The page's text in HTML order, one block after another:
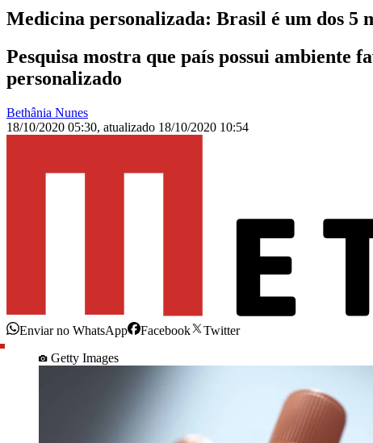
Medicina personalizada: Brasil é um dos 5
Pesquisa mostra que país possui ambiente
personalizado
Bethânia Nunes
18/10/2020 05:30, atualizado 18/10/2020 10:54
Enviar no WhatsApp Facebook
Twitter
Getty Images